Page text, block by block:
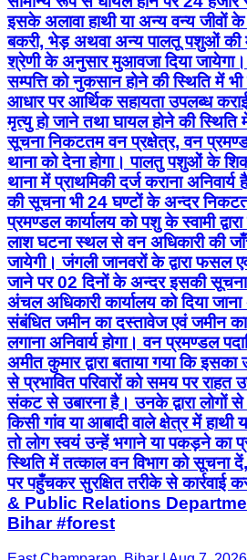
इसके अलावा हाथी या अन्य वन्य
बकरी, भेड़ अथवा अन्य पालतू पशुओं की
श्रेणी के अनुसार मुआवजा दिया
सम्पत्ति को नुकसान होने की स्थिति में
आधार पर आर्थिक सहायता उपलब्ध
मृत्यु हो जाने तथा घायल होने की
सूचना निकटतम वन प्रक्षेत्र, वन
थाना को देना होगा। पालतु पशुओं के
थाना में प्राथमिकी दर्ज कराना
की सूचना भी 24 घण्टों के अन्दर
प्रमण्डल कार्यालय को पशु के स्वामी
लाश घटना स्थल से वन अधिकारी की
जायेगी। जंगली जानवरों के द्वारा फसल
जाने पर 02 दिनों के अन्दर इसकी सूचना
अंचल अधिकारी कार्यालय को दिया जाना
संबंधित जमीन का दस्तावेज एवं जमीन
लगाना अनिवार्य होगा। वन प्रमण्डल
अमीत कुमार द्वारा बताया गया कि इसका
से प्रभावित परिवारों को समय पर
संकट से उबारना है। उनके द्वारा लोगों
किसी गांव या आबादी वाले क्षेत्र में हाथी
तो लोग स्वयं उन्हें भगाने या पकड़ने का
स्थिति में तत्काल वन विभाग को सूचना दें,
पर पहुँचकर सुरक्षित तरीके से
& Public Relations
Bihar #forest